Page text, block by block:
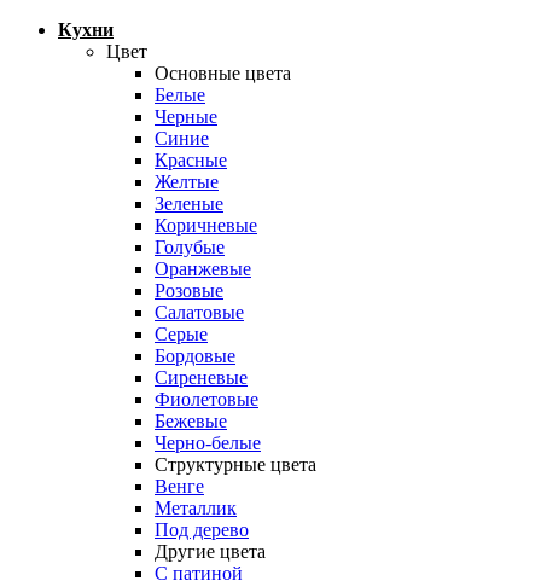
Кухни
Цвет
Основные цвета
Белые
Черные
Синие
Красные
Желтые
Зеленые
Коричневые
Голубые
Оранжевые
Розовые
Салатовые
Серые
Бордовые
Сиреневые
Фиолетовые
Бежевые
Черно-белые
Структурные цвета
Венге
Металлик
Под дерево
Другие цвета
С патиной